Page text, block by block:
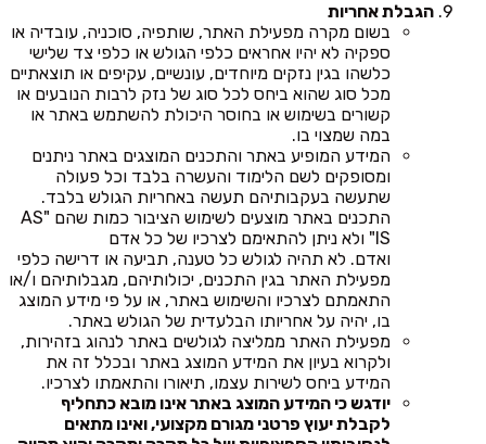
הגבלת אחריות
בשום מקרה מפעילת האתר, שותפיה, סוכניה, עובדיה או
ספקיה לא יהיו אחראים כלפי הגולש או כלפי צד שלישי
כלשהו בגין נזקים מיוחדים, עונשיים, עקיפים או תוצאתיים
מכל סוג שהוא ביחס לכל סוג של נזק לרבות הנובעים או
קשורים בשימוש או בחוסר היכולת להשתמש באתר או
במה שמצוי בו.
המידע המופיע באתר והתכנים המוצגים באתר ניתנים
ומסופקים לשם הלימוד והעשרה בלבד וכל פעולה
שתעשה בעקבותיהם תעשה באחריות הגולש בלבד.
התכנים באתר מוצעים לשימוש הציבור כמות שהם "AS
IS" ולא ניתן להתאימם לצרכיו של כל אדם
ואדם. לא תהיה לגולש כל טענה, תביעה או דרישה כלפי
מפעילת האתר בגין התכנים, יכולותיהם, מגבלותיהם ו/או
התאמתם לצרכיו והשימוש באתר, או על פי מידע המוצג
בו, יהיה על אחריותו הבלעדית של הגולש באתר.
מפעילת האתר ממליצה לגולשים באתר לנהוג בזהירות,
ולקרוא בעיון את המידע המוצג באתר ובכלל זה את
המידע ביחס לשירות עצמו, תיאורו והתאמתו לצרכיו.
יודגש כי המידע המוצג באתר אינו מובא כתחליף
לקבלת יעוץ פרטני מגורם מקצועי, ואינו מתאים